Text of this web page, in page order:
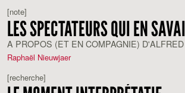
[note]
LES SPECTATEURS QUI EN
A PROPOS (ET EN COMPAGNIE)
Raphaël Nieuwjaer
[recherche]